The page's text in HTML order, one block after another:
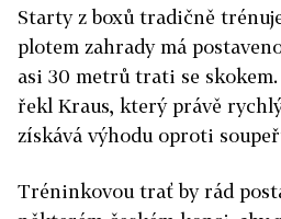
Starty z boxů tradičně
plotem zahrady má
asi 30 metrů trati se
řekl Kraus, který právě
získává výhodu oproti
Tréninkovou trať by rád